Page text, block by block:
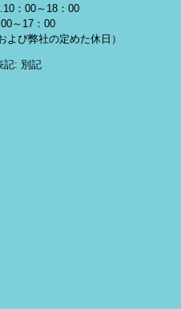
：00～18：00
～17：00
よび弊社の定めた休日）
記: 別記